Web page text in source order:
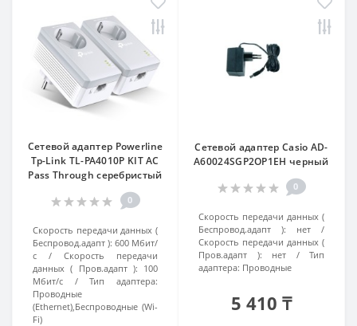
Сетевой адаптер Powerline
Tp-Link TL-PA4010P KIT AC
Pass Through серебристый
0
Скорость передачи данных (
Беспровод.адапт ): 600 Мбит/
с
Скорость передачи
данных ( Пров.адапт ): 100
Мбит/с
Тип адаптера:
Проводные
(Ethernet),Беспроводные (Wi-
Fi)
Сетевой адаптер Casio AD-
A60024SGP2OP1EH черный
0
Скорость передачи данных (
Беспровод.адапт ):
нет
Скорость передачи данных (
Пров.адапт ):
нет
Тип
адаптера: Проводные
5 410 ₸